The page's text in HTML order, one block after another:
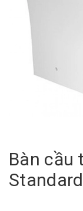
Bàn cầu